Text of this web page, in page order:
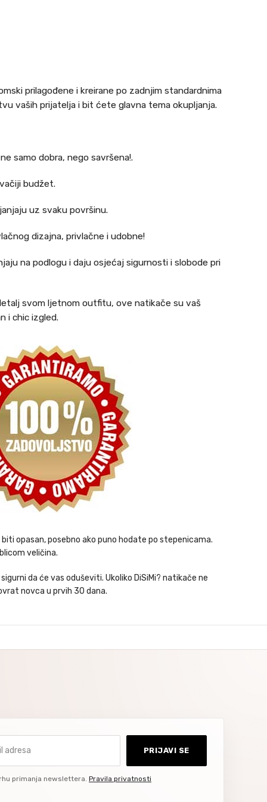
prilagođene i kreirane po zadnjim standardnima
vaših prijatelja i bit ćete glavna tema okupljanja.
samo dobra, nego savršena!.
budžet.
uz svaku površinu.
dizajna, privlačne i udobne!
na podlogu i daju osjećaj sigurnosti i slobode pri
svom ljetnom outfitu, ove natikače su vaš
i chic izgled.
opasan, posebno ako puno hodate po stepenicama.
veličina.
da će vas oduševiti. Ukoliko DiSiMi? natikače ne
novca u prvih 30 dana.
PRIJAVI SE
primanja newslettera. Pravila privatnosti